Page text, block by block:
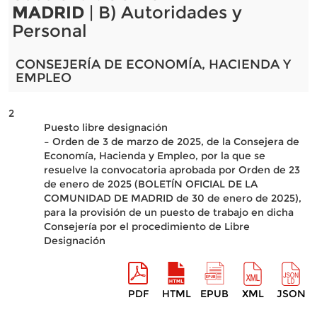
MADRID| B) Autoridades y
Personal
CONSEJERÍA DE ECONOMÍA, HACIENDA Y
EMPLEO
2
Puesto libre designación
– Orden de 3 de marzo de 2025, de la Consejera de
Economía, Hacienda y Empleo, por la que se
resuelve la convocatoria aprobada por Orden de 23
de enero de 2025 (BOLETÍN OFICIAL DE LA
COMUNIDAD DE MADRID de 30 de enero de 2025),
para la provisión de un puesto de trabajo en dicha
Consejería por el procedimiento de Libre
Designación
PDF HTML EPUB XML JSON